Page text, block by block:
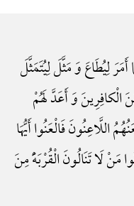
أَمَرَ لِیُطَاعَ وَ مَثَّلَ لِیُتَمَثَّلَ
وَ أَعَدَّ لَهُمْ
اللَّاعِنُونَ فَالْعَنُوا أَیُّهَا
مَنْ لَا تَنَالُونَ الْقُرْبَهًَْ مِنَ